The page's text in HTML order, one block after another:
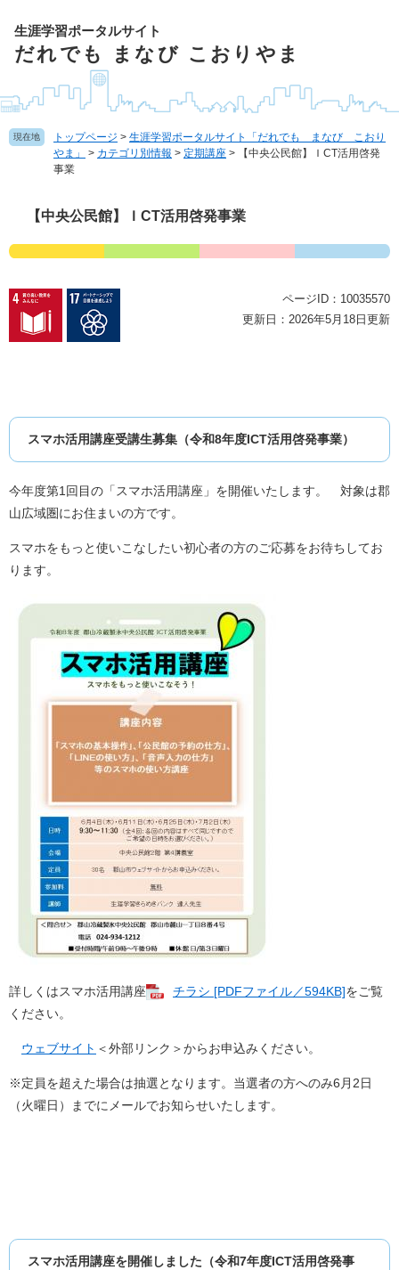
頭
生涯学習ポータルサイト
だれでも まなび こおりやま
現在地 トップページ > 生涯学習ポータルサイト「だれでも まなび こおり
やま」
> カテゴリ別情報 > 定期講座 >
【中央公民館】ＩCT活用啓発
事業
【中央公民館】ＩCT活用啓発事業
ページID：10035570
更新日：2026年5月18日更新
スマホ活用講座受講生募集（令和8年度ICT活用啓発事業）
今年度第1回目の「スマホ活用講座」を開催いたします。 対象は郡
山広域圏にお住まいの方です。
スマホをもっと使いこなしたい初心者の方のご応募をお待ちしてお
ります。
詳しくはスマホ活用講座 チラシ [PDFファイル／594KB]をご覧
ください。
ウェブサイト ＜外部リンク＞からお申込みください。
※定員を超えた場合は抽選となります。当選者の方へのみ6月2日
（火曜日）までにメールでお知らせいたします。
スマホ活用講座を開催しました（令和7年度ICT活用啓発事